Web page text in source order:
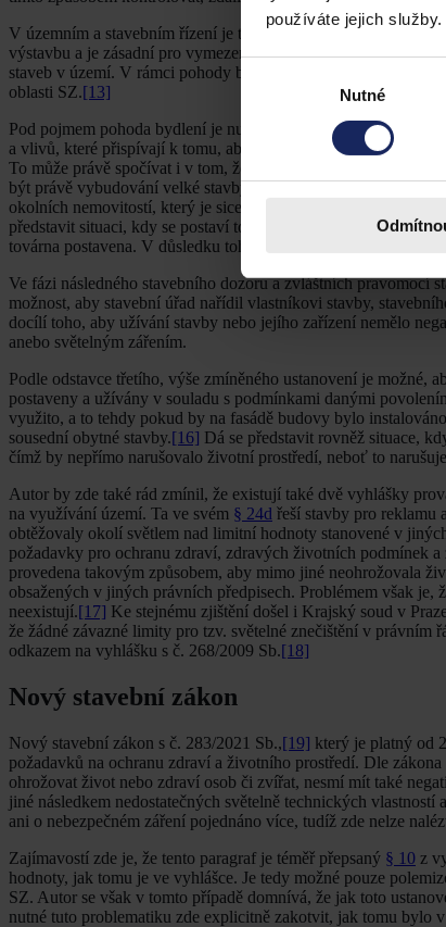
používáte jejich služby.
Výběr
Nutné
V územním a stavebním řízení je také nutné se podívat na
výstavbu a je zásadní pro vymezení povinností stavebního
staveb v území. V rámci pohody bydlení vzniklo mnoho
oblasti SZ.[13]
Pod pojmem pohoda bydlení je nutné ve světle rozsudku
a vlivů, které přispívají k tomu, aby bydlení bylo zdravé a
To může právě spočívat i v tom, že se do budoucna zamezí
být právě vybudování velké stavby s osvětlením, které může
okolních nemovitostí, který je sice odlišný od pohody bydlení,
představit situaci, kdy se postaví továrna, která má negativní
továrna postavena. V důsledku toho se následně sníží i cena
Ve fázi následného stavebního dozoru a zvláštních pravomocí
možnost, aby stavební úřad nařídil vlastníkovi stavby,
docílí toho, aby užívání stavby nebo jejího zařízení nemělo
anebo světelným zářením.
Podle odstavce třetího, výše zmíněného ustanovení je možné,
postaveny a užívány v souladu s podmínkami danými
využito, a to tehdy pokud by na fasádě budovy bylo
sousední obytné stavby.[16] Dá se představit rovněž situace,
čímž by nepřímo narušovalo životní prostředí, neboť to
Autor by zde také rád zmínil, že existují také dvě vyhlášky
na využívání území. Ta ve svém § 24d řeší stavby pro reklamu
obtěžovaly okolí světlem nad limitní hodnoty stanovené v
požadavky pro ochranu zdraví, zdravých životních podmínek
provedena takovým způsobem, aby mimo jiné neohrožovala
obsažených v jiných právních předpisech. Problémem však
neexistují.[17] Ke stejnému zjištění došel i Krajský soud v
že žádné závazné limity pro tzv. světelné znečištění v právním
odkazem na vyhlášku s č. 268/2009 Sb.[18]
Nový stavební zákon
Nový stavební zákon s č. 283/2021 Sb.,[19] který je platný od
požadavků na ochranu zdraví a životního prostředí. Dle
ohrožovat život nebo zdraví osob či zvířat, nesmí mít také
jiné následkem nedostatečných světelně technických
ani o nebezpečném záření pojednáno více, tudíž zde nelze
Zajímavostí zde je, že tento paragraf je téměř přepsaný § 10 z
hodnoty, jak tomu je ve vyhlášce. Je tedy možné pouze
SZ. Autor se však v tomto případě domnívá, že jak toto
nutné tuto problematiku zde explicitně zakotvit, jak tomu bylo